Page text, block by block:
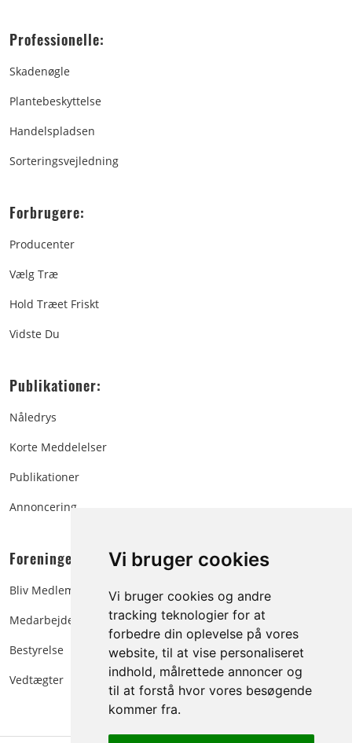
Vi bruger cookies
Vi bruger cookies og andre
tracking teknologier for at
forbedre din oplevelse på vores
website, til at vise personaliseret
indhold, målrettede annoncer og
til at forstå hvor vores besøgende
kommer fra.
Professionelle:
Skadenøgle
Plantebeskyttelse
Handelspladsen
Sorteringsvejledning
Forbrugere:
Producenter
Vælg Træ
Hold Træet Friskt
Vidste Du
Publikationer:
Nåledrys
Korte Meddelelser
Publikationer
Annoncering
Foreningen:
Bliv Medlem
Medarbejdere
Bestyrelse
Vedtægter